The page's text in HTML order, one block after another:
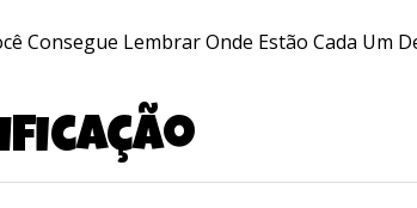
Consegue Lembrar Onde Estão Cada Um